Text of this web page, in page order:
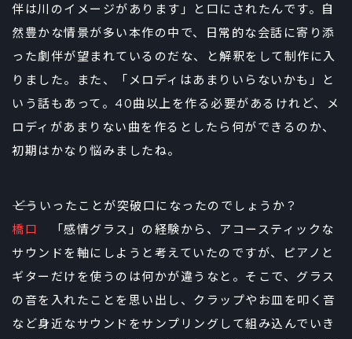
伴は川のイメージがあります」と口にされたんです。自
然豊かな情景が多い本作の中で、日常的な会話に寄り添
った劇伴が望まれているのだな、と解釈をして制作に入
りました。また、「メロディはあまりいらないかも」と
いう話もあって。40曲以上を作る必要があるけれど、メ
ロディがあまりない曲を作るとしたら何ができるのか、
初期はかなり悩みましたね。
――どういったことが突破口になったのでしょうか？
橋口 「感情グラス」の経験から、アコースティックな
サウンドを軸にしようと考えていたのですが、ピアノと
ギターだけを使うのは何かが違うなと。そこで、グラス
の音を入れたことを思い出し、クラップやお皿を叩く音
など身近なサウンドをサンプリングして組み込んでいき